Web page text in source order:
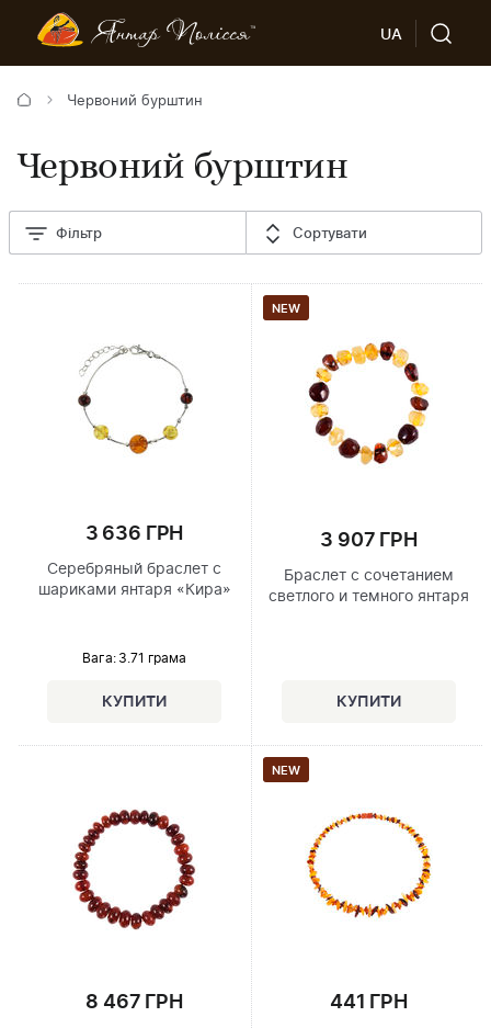
UA
Червоний бурштин
Червоний бурштин
Фільтр Сортувати
3 636 ГРН
Серебряный браслет с
шариками янтаря «Кира»
Вага: 3.71 грама
NEW
3 907 ГРН
Браслет с сочетанием
светлого и темного янтаря
8 467 ГРН
NEW
441 ГРН